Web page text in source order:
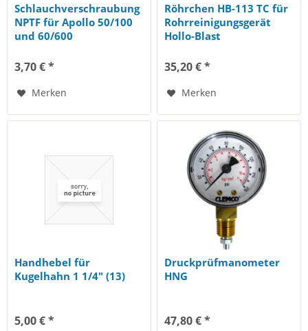
Schlauchverschraubung
NPTF für Apollo 50/100
und 60/600
3,70 € *
Merken
Röhrchen HB-113 TC für
Rohrreinigungsgerät
Hollo-Blast
35,20 € *
Merken
Handhebel für
Kugelhahn 1 1/4" (13)
5,00 € *
Druckprüfmanometer
HNG
47,80 € *